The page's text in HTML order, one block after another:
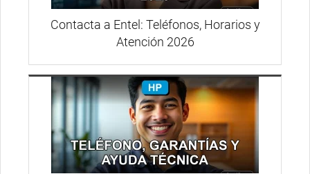
Contacta a Entel: Teléfonos, Horarios y
Atención 2026